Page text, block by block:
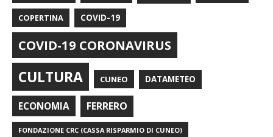
COPERTINA COVID-19
COVID-19 CORONAVIRUS
CULTURA CUNEO DATAMETEO
ECONOMIA FERRERO
FONDAZIONE CRC (CASSA RISPARMIO DI CUNEO)